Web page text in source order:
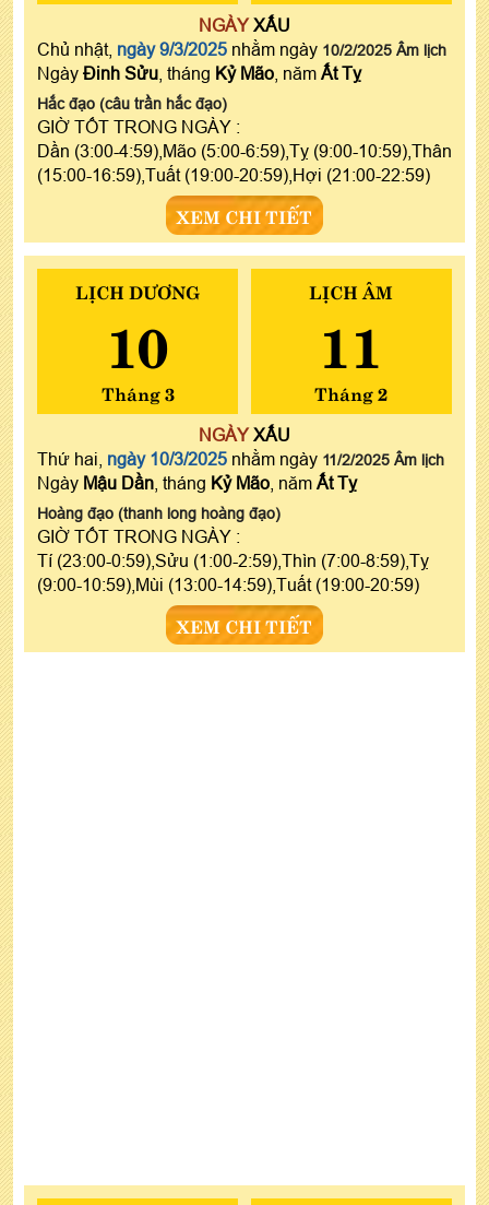
NGÀYXẤU
Chủ nhật, ngày 9/3/2025 nhằm ngày 10/2/2025 Âm lịch
Ngày Đinh Sửu , tháng Kỷ Mão , năm Ất Tỵ
Hắc đạo (câu trần hắc đạo)
GIỜ TỐT TRONG NGÀY :
Dần (3:00-4:59),Mão (5:00-6:59),Tỵ (9:00-10:59),Thân
(15:00-16:59),Tuất (19:00-20:59),Hợi (21:00-22:59)
XEM CHI TIẾT
LỊCH DƯƠNG
10
Tháng 3
LỊCH ÂM
11
Tháng 2
NGÀYXẤU
Thứ hai, ngày 10/3/2025 nhằm ngày 11/2/2025 Âm lịch
Ngày Mậu Dần , tháng Kỷ Mão , năm Ất Tỵ
Hoàng đạo (thanh long hoàng đạo)
GIỜ TỐT TRONG NGÀY :
Tí (23:00-0:59),Sửu (1:00-2:59),Thìn (7:00-8:59),Tỵ
(9:00-10:59),Mùi (13:00-14:59),Tuất (19:00-20:59)
XEM CHI TIẾT